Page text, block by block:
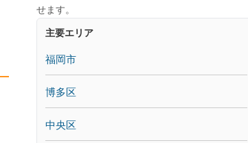
せます。
主要エリア
福岡市
博多区
中央区